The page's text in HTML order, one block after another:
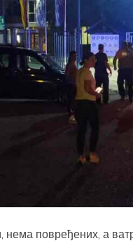
нема повређених, а